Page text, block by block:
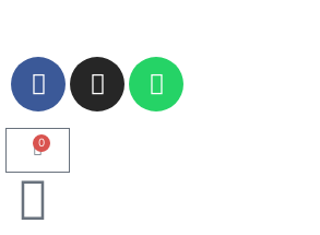
contenido
F
a
c
e
b
I
n
W
h
0
Carrito